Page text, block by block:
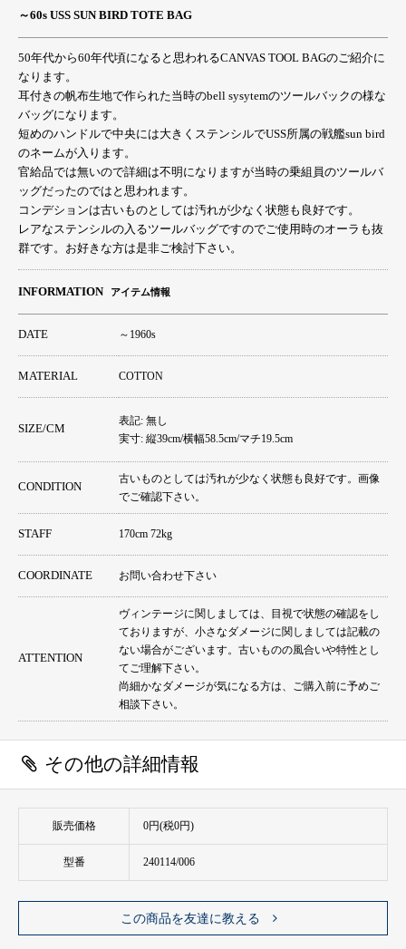
～60s USS SUN BIRD TOTE BAG
50年代から60年代頃になると思われるCANVAS TOOL BAGのご紹介に
なります。
耳付きの帆布生地で作られた当時のbell sysytemのツールバックの様な
バッグになります。
短めのハンドルで中央には大きくステンシルでUSS所属の戦艦sun bird
のネームが入ります。
官給品では無いので詳細は不明になりますが当時の乗組員のツールバ
ッグだったのではと思われます。
コンデションは古いものとしては汚れが少なく状態も良好です。
レアなステンシルの入るツールバッグですのでご使用時のオーラも抜
群です。お好きな方は是非ご検討下さい。
INFORMATION アイテム情報
DATE ～1960s
MATERIAL COTTON
SIZE/CM
表記: 無し
実寸: 縦39cm/横幅58.5cm/マチ19.5cm
CONDITION
古いものとしては汚れが少なく状態も良好です。画像
でご確認下さい。
STAFF 170cm 72kg
COORDINATE お問い合わせ下さい
ATTENTION
ヴィンテージに関しましては、目視で状態の確認をし
ておりますが、小さなダメージに関しましては記載の
ない場合がございます。古いものの風合いや特性とし
てご理解下さい。
尚細かなダメージが気になる方は、ご購入前に予めご
相談下さい。
その他の詳細情報
販売価格 0円(税0円)
型番 240114/006
この商品を友達に教える